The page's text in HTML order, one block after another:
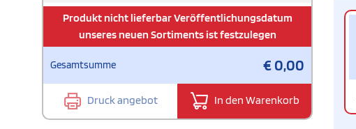
Produkt nicht lieferbar Veröffentlichungsdatum
unseres neuen Sortiments ist festzulegen
Gesamtsumme €0,00
Druck angebot In den Warenkorb